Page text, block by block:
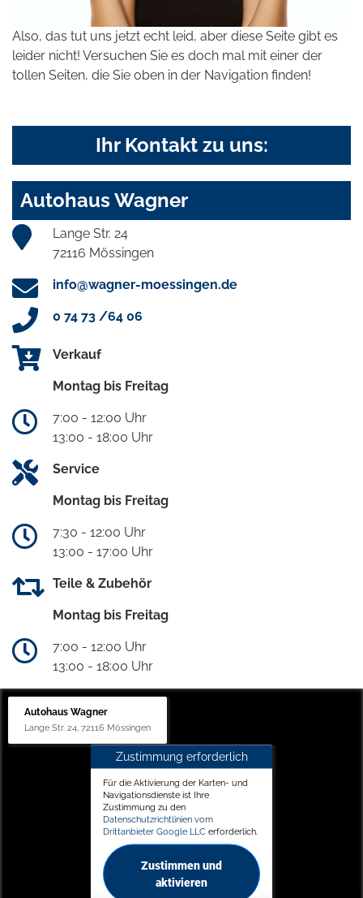
Also, das tut uns jetzt echt leid, aber diese Seite gibt es
leider nicht! Versuchen Sie es doch mal mit einer der
tollen Seiten, die Sie oben in der Navigation finden!
Ihr Kontakt zu uns:
Autohaus Wagner
Lange Str. 24
72116 Mössingen
info@wagner-moessingen.de
0 74 73 /64 06
Verkauf
Montag bis Freitag
7:00 - 12:00 Uhr
13:00 - 18:00 Uhr
Service
Montag bis Freitag
7:30 - 12:00 Uhr
13:00 - 17:00 Uhr
Teile & Zubehör
Montag bis Freitag
7:00 - 12:00 Uhr
13:00 - 18:00 Uhr
Autohaus Wagner
Lange Str. 24, 72116 Mössingen
Zustimmung erforderlich
Für die Aktivierung der Karten- und
Navigationsdienste ist Ihre
Zustimmung zu den
Datenschutzrichtlinien vom
Drittanbieter Google LLC erforderlich.
Zustimmen und
aktivieren